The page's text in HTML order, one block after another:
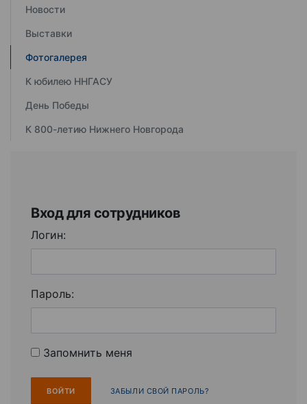
Новости
Выставки
Фотогалерея
К юбилею ННГАСУ
День Победы
К 800-летию Нижнего Новгорода
Вход для сотрудников
Логин:
Пароль:
Запомнить меня
ЗАБЫЛИ СВОЙ ПАРОЛЬ?